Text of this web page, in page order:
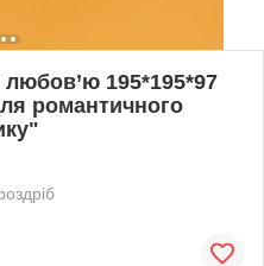
195*195*97
романтичного